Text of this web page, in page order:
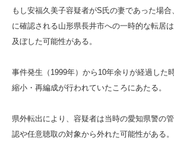
もし安福久美子容疑者がS氏の妻であった場合
に確認される山形県長井市への一時的な転居
及ぼした可能性がある。
事件発生（1999年）から10年余りが経過した
縮小・再編成が行われていたころにあたる。
県外転出により、容疑者は当時の愛知県警の
認や任意聴取の対象から外れた可能性がある。